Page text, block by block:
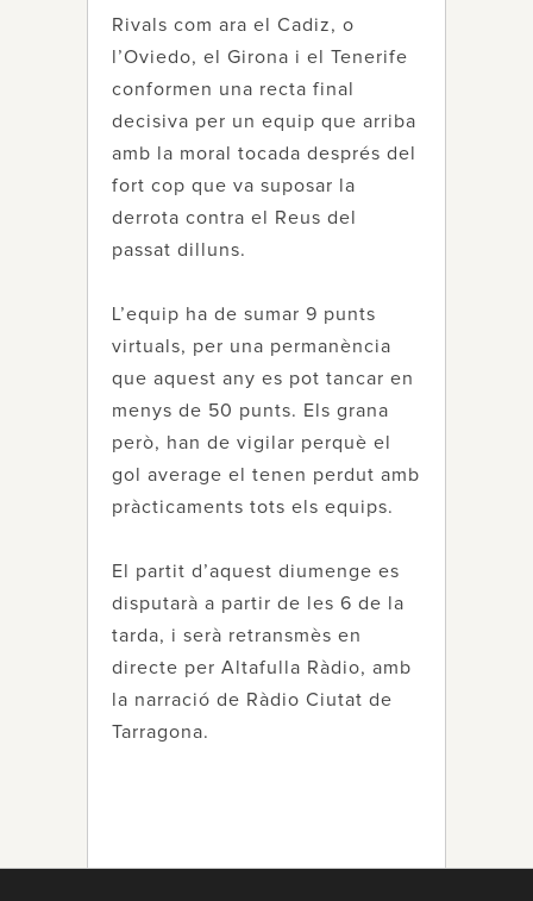
Rivals com ara el Cadiz, o
l’Oviedo, el Girona i el Tenerife
conformen una recta final
decisiva per un equip que arriba
amb la moral tocada després del
fort cop que va suposar la
derrota contra el Reus del
passat dilluns.
L’equip ha de sumar 9 punts
virtuals, per una permanència
que aquest any es pot tancar en
menys de 50 punts. Els grana
però, han de vigilar perquè el
gol average el tenen perdut amb
pràcticaments tots els equips.
El partit d’aquest diumenge es
disputarà a partir de les 6 de la
tarda, i serà retransmès en
directe per Altafulla Ràdio, amb
la narració de Ràdio Ciutat de
Tarragona.